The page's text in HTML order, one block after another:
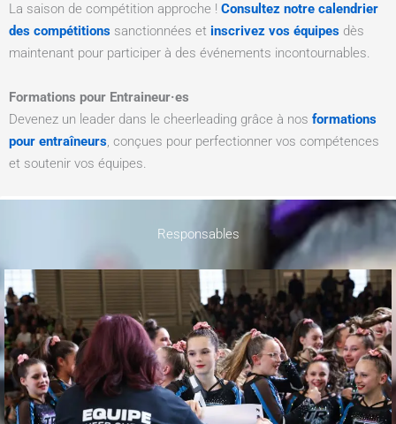
La saison de compétition approche ! Consultez notre calendrier
des compétitions sanctionnées et inscrivez vos équipes dès
maintenant pour participer à des événements incontournables.
Formations pour Entraineur·es
Devenez un leader dans le cheerleading grâce à nos formations
pour entraîneurs, conçues pour perfectionner vos compétences
et soutenir vos équipes.
Responsables